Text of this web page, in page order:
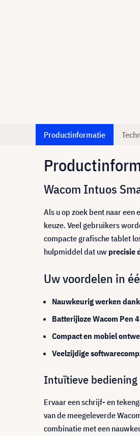
Productinformatie
Wacom Intuos
Als u op zoek bent naar
keuze. Veel gebruikers
compacte grafische tablet
hulpmiddel dat uw precisie
Uw voordelen in
Nauwkeurig werken
Batterijloze Wacom Pen
Compact en mobiel
Veelzijdige
Intuïtieve
Ervaar een schrijf- en
van de meegeleverde
combinatie met een